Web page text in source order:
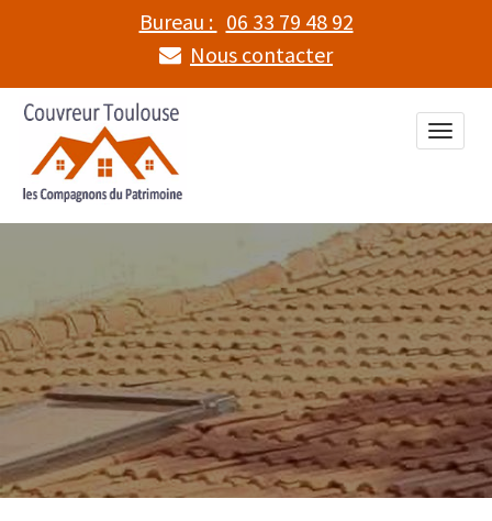
Bureau : 06 33 79 48 92
Nous contacter
Toggle